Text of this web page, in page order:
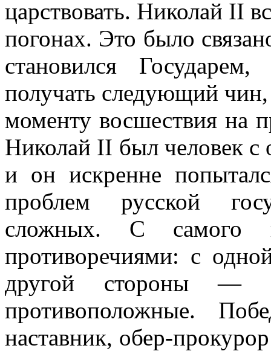
царствовать. Николай II
погонах. Это было
становился
получать следующий
моменту восшествия на
Николай II был человек с
и он искренне
проблем русской
сложных. С самого
противоречиями: с
другой стороны —
противоположные.
наставник, обер-